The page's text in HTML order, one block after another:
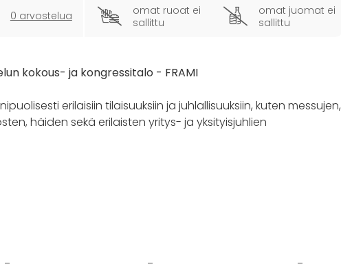
0 arvostelua
omat ruoat ei
sallittu
omat juomat ei
sallittu
kokous- ja kongressitalo - FRAMI
erilaisiin tilaisuuksiin ja juhlallisuuksiin, kuten messujen,
häiden sekä erilaisten yritys- ja yksityisjuhlien
jopa 300 hengelle. Tarvittaessa lisätila järjestyy n.
kuin omalla autollakin, sillä vain n. 20m kävelymatkan
- - -